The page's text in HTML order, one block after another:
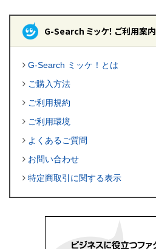
G-Search ミッケ！ ご利用案内
G-Search ミッケ！とは
ご購入方法
ご利用規約
ご利用環境
よくあるご質問
お問い合わせ
特定商取引に関する表示